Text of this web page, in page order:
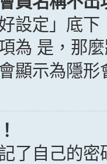
設定」底
為 是 ，那
顯示為隱形
了自己的